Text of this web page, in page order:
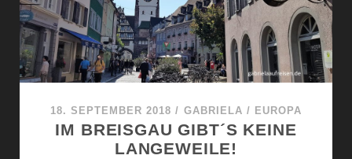
18. SEPTEMBER 2018 / GABRIELA / EUROPA
IM BREISGAU GIBT´S KEINE
LANGEWEILE!